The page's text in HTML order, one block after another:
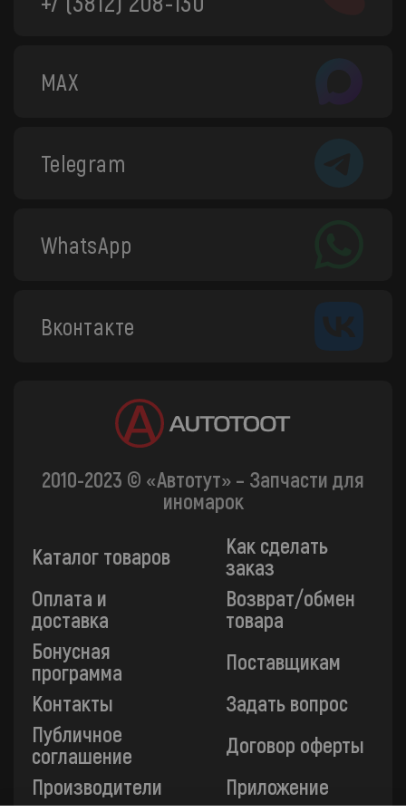
MAX
Telegram
WhatsApp
Вконтакте
2010-2023 © «Автотут» – Запчасти для
иномарок
Каталог товаров
Как сделать
заказ
Оплата и
доставка
Возврат/обмен
товара
Бонусная
программа
Поставщикам
Контакты
Задать вопрос
Публичное
соглашение
Договор оферты
Производители
Приложение